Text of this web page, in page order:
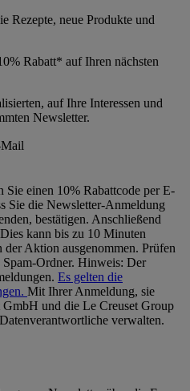
Rezepte, neue Produkte und
Rabatt* auf Ihren nächsten
auf Ihre Interessen und
Newsletter.
einen 10% Rabattcode per E-
Sie die Newsletter-Anmeldung
bestätigen. Anschließend
kann bis zu 10 Minuten
Aktion ausgenommen. Prüfen
Ordner. Hinweis: Der
Es gelten die
Mit Ihrer Anmeldung, sie
GmbH und die Le Creuset Group
verwalten.